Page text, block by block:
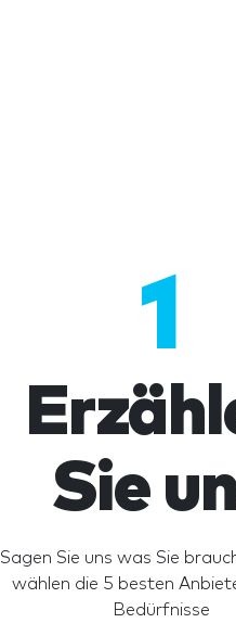
1
Sie
Sagen Sie uns was Sie
wählen die 5 besten
Bedürfnisse